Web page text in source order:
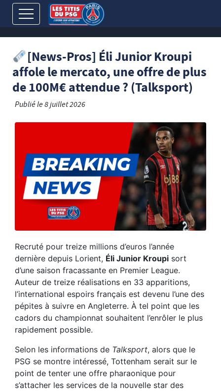
[News-Pros] Éli Junior Kroupi
affole le mercato, une offre de plus
de 100M€ attendue ? (Talksport)
Publié le8 juillet 2026
Recruté pour treize millions d’euros l’année
dernière depuis Lorient, Éli Junior Kroupi sort
d’une saison fracassante en Premier League.
Auteur de treize réalisations en 33 apparitions,
l’international espoirs français est devenu l’une des
pépites à suivre en Angleterre. À tel point que les
cadors du championnat souhaitent l’enrôler le plus
rapidement possible.
Selon les informations de Talksport, alors que le
PSG se montre intéressé, Tottenham serait sur le
point de tenter une offre pharaonique pour
s’attacher les services de la nouvelle star des